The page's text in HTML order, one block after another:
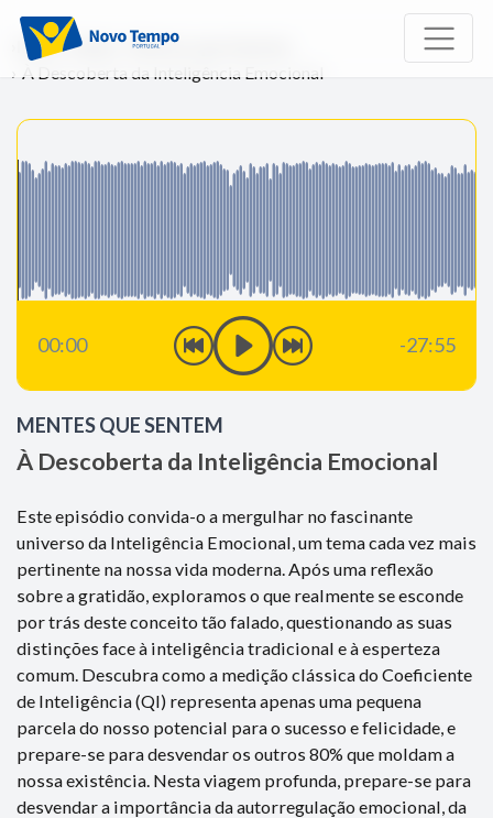
Início Rádio
Mentes que Sentem
À Descoberta da Inteligência Emocional
00:00 -27:55
MENTES QUE SENTEM
À Descoberta da Inteligência Emocional
Este episódio convida-o a mergulhar no fascinante
universo da Inteligência Emocional, um tema cada vez mais
pertinente na nossa vida moderna. Após uma reflexão
sobre a gratidão, exploramos o que realmente se esconde
por trás deste conceito tão falado, questionando as suas
distinções face à inteligência tradicional e à esperteza
comum. Descubra como a medição clássica do Coeficiente
de Inteligência (QI) representa apenas uma pequena
parcela do nosso potencial para o sucesso e felicidade, e
prepare-se para desvendar os outros 80% que moldam a
nossa existência. Nesta viagem profunda, prepare-se para
desvendar a importância da autorregulação emocional, da